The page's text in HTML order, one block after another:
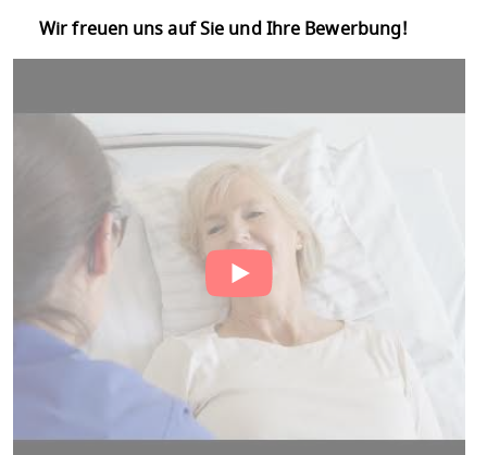
Wir freuen uns auf Sie und Ihre Bewerbung!